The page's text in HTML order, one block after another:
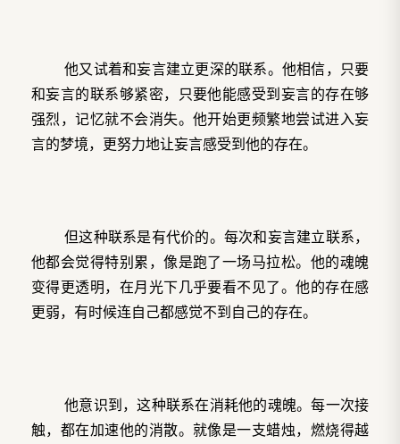
他又试着和妄言建立更深的联系。他相信，只要
和妄言的联系够紧密，只要他能感受到妄言的存在够
强烈，记忆就不会消失。他开始更频繁地尝试进入妄
言的梦境，更努力地让妄言感受到他的存在。
但这种联系是有代价的。每次和妄言建立联系，
他都会觉得特别累，像是跑了一场马拉松。他的魂魄
变得更透明，在月光下几乎要看不见了。他的存在感
更弱，有时候连自己都感觉不到自己的存在。
他意识到，这种联系在消耗他的魂魄。每一次接
触，都在加速他的消散。就像是一支蜡烛，燃烧得越